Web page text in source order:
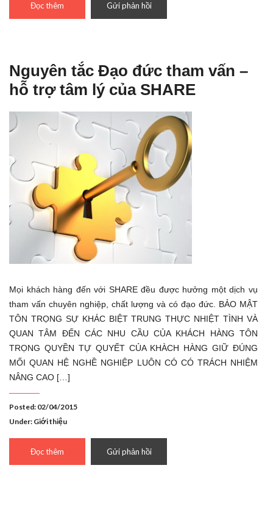
Đọc thêm Gửi phản hồi
Nguyên tắc Đạo đức tham vấn –
hỗ trợ tâm lý của SHARE
Mọi khách hàng đến với SHARE đều được hưởng một dịch vụ
tham vấn chuyên nghiệp, chất lượng và có đạo đức. BẢO MẬT
TÔN TRỌNG SỰ KHÁC BIỆT TRUNG THỰC NHIỆT TÌNH VÀ
QUAN TÂM ĐẾN CÁC NHU CẦU CỦA KHÁCH HÀNG TÔN
TRỌNG QUYỀN TỰ QUYẾT CỦA KHÀCH HÀNG GIỮ ĐÚNG
MỐI QUAN HỆ NGHỀ NGHIỆP LUÔN CÓ CÓ TRÁCH NHIỆM
NÂNG CAO […]
Posted: 02/04/2015
Under: Giới thiệu
Đọc thêm Gửi phản hồi